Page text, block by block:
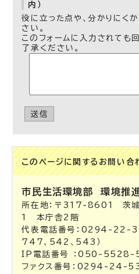
内）
役に立った点や、分かりにく
さい。
このフォームに入力されても
了承ください。
送信
このページに関する お問い合
市民生活環境部環境推
所在地：〒317-8601 茨城
1 本庁舎2階
代表電話番号：0294-22-
747、542、543）
IP電話番号 ：050-
ファクス番号：0294-24-